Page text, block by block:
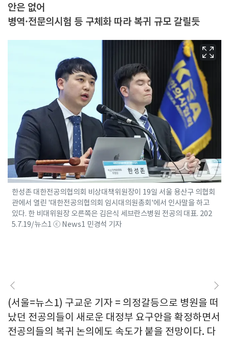
안은 없어
병역·전문의시험 등 구체화 따라 복귀 규모 갈릴듯
한성존 대한전공의협의회 비상대책위원장이 19일 서울 용산구 의협회
관에서 열린 '대한전공의협의회 임시대의원총회'에서 인사말을 하고
있다. 한 비대위원장 오른쪽은 김은식 세브란스병원 전공의 대표. 202
5.7.19/뉴스1 ⓒ News1 민경석 기자
(서울=뉴스1) 구교운 기자 = 의정갈등으로 병원을 떠
났던 전공의들이 새로운 대정부 요구안을 확정하면서
전공의들의 복귀 논의에도 속도가 붙을 전망이다. 다